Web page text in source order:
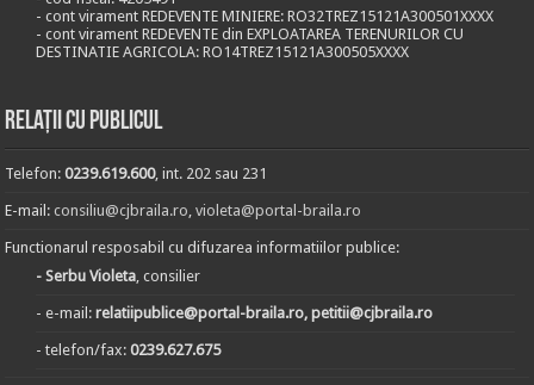
- cont virament REDEVENTE MINIERE: RO32TREZ15121A300501XXXX
- cont virament REDEVENTE din EXPLOATAREA TERENURILOR CU
DESTINATIE AGRICOLA: RO14TREZ15121A300505XXXX
Relații cu publicul
Telefon:0239.619.600, int. 202 sau 231
E-mail:consiliu@cjbraila.ro,violeta@portal-braila.ro
Functionarul resposabil cu difuzarea informatiilor publice:
- Serbu Violeta, consilier
- e-mail:relatiipublice@portal-braila.ro, petitii@cjbraila.ro
- telefon/fax:0239.627.675